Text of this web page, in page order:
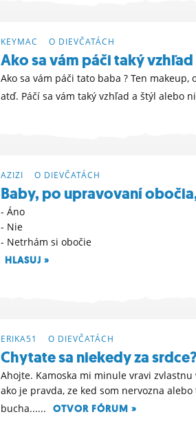
KEYMAC O DIEVČATÁCH
Ako sa vám páči taký vzhľad
Ako sa vám páči tato baba ? Ten
atď. Páčí sa vám taký vzhľad a štýl alebo
AZIZI O DIEVČATÁCH
Baby, po upravovaní
- Áno
- Nie
- Netrhám si obočie
HLASUJ »
ERIKA51 O DIEVČATÁCH
Chytate sa niekedy za
Ahojte. Kamoska mi minule vravi
ako je pravda, ze ked som nervozna
bucha......
OTVOR FÓRUM »